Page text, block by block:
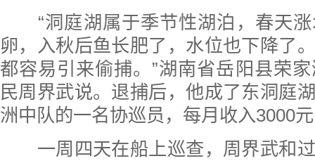
“洞庭湖属于季节性湖泊，春天涨
卵，入秋后鱼长肥了，水位也下降了
都容易引来偷捕。”湖南省岳阳县荣
民周界武说。退捕后，他成了东洞庭
洲中队的一名协巡员，每月收入3000
一周四天在船上巡查，周界武和过